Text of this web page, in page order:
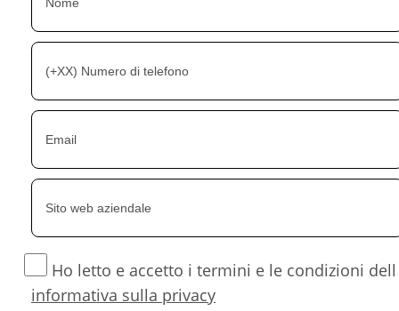
Ho letto e accetto i termini e le condizioni dell
informativa sulla privacy